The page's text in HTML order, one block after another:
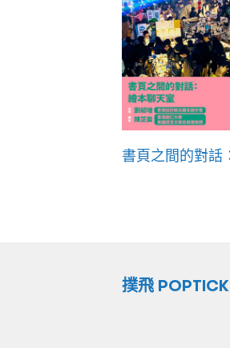
書頁之間的對話
撲飛